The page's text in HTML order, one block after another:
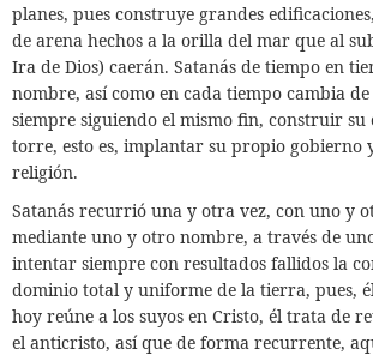
planes, pues construye grandes
de arena hechos a la orilla del mar que al
Ira de Dios) caerán. Satanás de tiempo en
nombre, así como en cada tiempo cambia
siempre siguiendo el mismo fin, construir
torre, esto es, implantar su propio gobierno
religión.
Satanás recurrió una y otra vez, con uno y
mediante uno y otro nombre, a través de
intentar siempre con resultados fallidos la
dominio total y uniforme de la tierra, pues,
hoy reúne a los suyos en Cristo, él trata de
el anticristo, así que de forma recurrente,